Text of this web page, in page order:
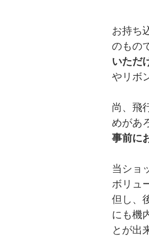
お持ち
のもの
いただ
やリボ
尚、飛
めがあ
事前に
当ショ
ボリュ
但し、
にも機
とが出